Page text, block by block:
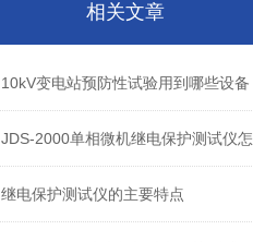
相关文章
10kV变电站预防性试验用到哪些设备
继电保护测试仪的主要特点